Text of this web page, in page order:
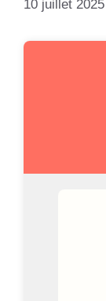
10 juillet 2025